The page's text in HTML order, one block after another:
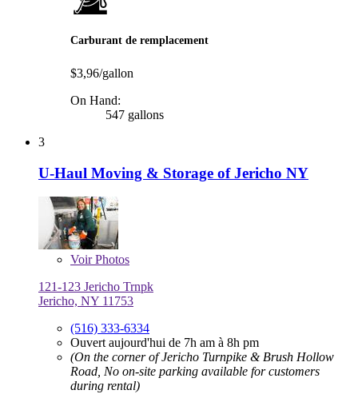
Carburant de remplacement
$3,96/gallon
On Hand:
547 gallons
3
U-Haul Moving & Storage of Jericho NY
VoirPhotos
121-123 Jericho Trnpk
Jericho, NY 11753
(516) 333-6334
Ouvert aujourd'hui de 7h am à 8h pm
(On the corner of Jericho Turnpike & Brush Hollow
Road, No on-site parking available for customers
during rental)